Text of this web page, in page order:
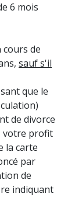
6 mois
cours de
sauf s'il
que le
de divorce
votre profit
la carte
par
de
indiquant